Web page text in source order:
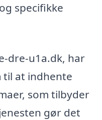
specifikke
dre-u1a.dk, har
at indhente
som tilbyder
gør det